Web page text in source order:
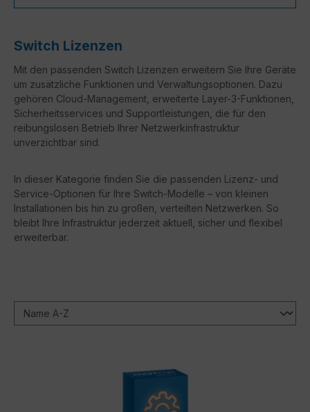
Switch Lizenzen
Mit den passenden Switch Lizenzen erweitern Sie Ihre Geräte
um zusätzliche Funktionen und Verwaltungsoptionen. Dazu
gehören Cloud-Management, erweiterte Layer-3-Funktionen,
Sicherheitsservices und Supportleistungen, die für den
reibungslosen Betrieb Ihrer Netzwerkinfrastruktur
unverzichtbar sind.
In dieser Kategorie finden Sie die passenden Lizenz- und
Service-Optionen für Ihre Switch-Modelle – von kleinen
Installationen bis hin zu großen, verteilten Netzwerken. So
bleibt Ihre Infrastruktur jederzeit aktuell, sicher und flexibel
erweiterbar.